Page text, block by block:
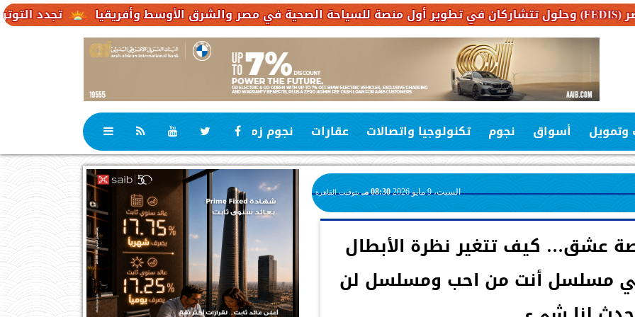
تجدد التوترات يخفض صادرات
وتمويل أسواق نجوم تكنولوجيا واتصالات عقارات نجوم زمان رياضة
السبت، 9 مايو 2026 08:30 مـ بتوقيت القاهرة
عشق… كيف تتغير نظرة الأبطال
في مسلسل أنت من احب ومسلسل لن